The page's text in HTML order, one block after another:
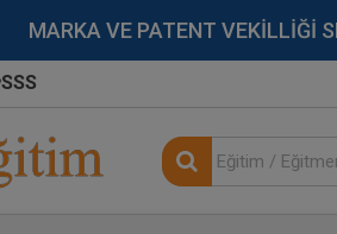
MARKA VE PATENT VEKİLLİĞİ
SSS